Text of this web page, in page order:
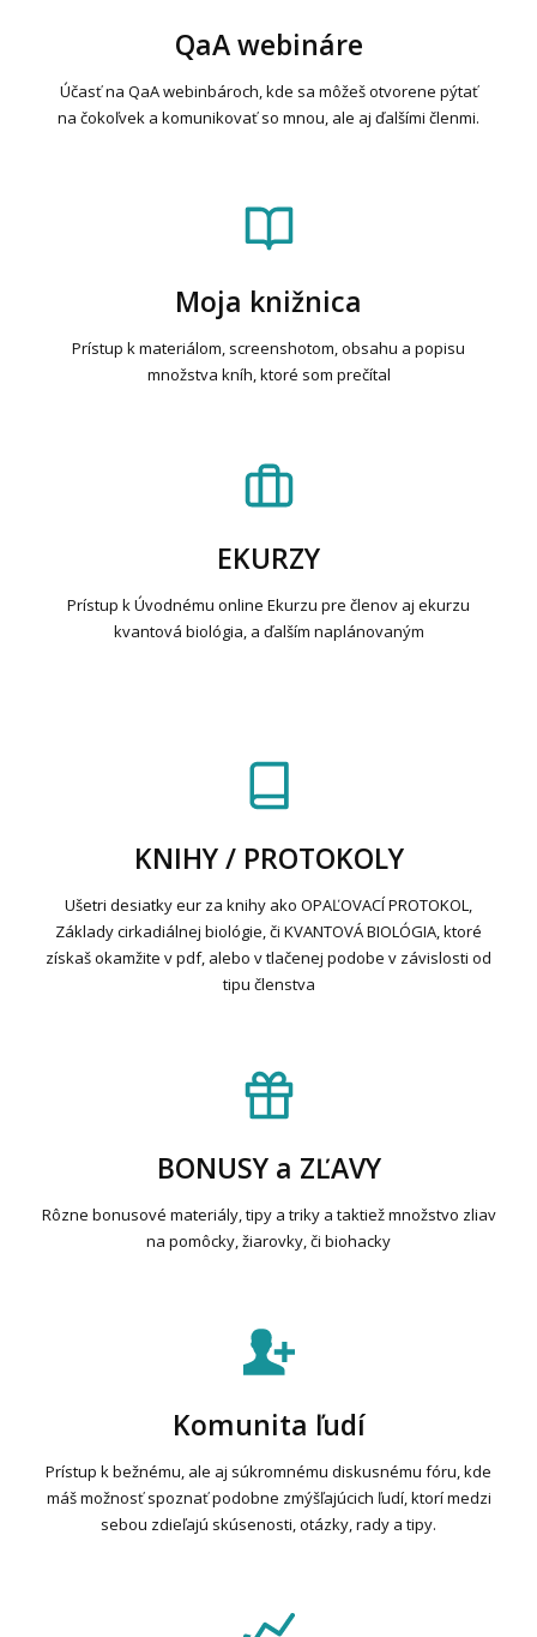
QaA webináre
Účasť na QaA webinbároch, kde sa môžeš otvorene pýtať
na čokoľvek a komunikovať so mnou, ale aj ďalšími členmi.
Moja knižnica
Prístup k materiálom, screenshotom, obsahu a popisu
množstva kníh, ktoré som prečítal
EKURZY
Prístup k Úvodnému online Ekurzu pre členov aj ekurzu
kvantová biológia, a ďalším naplánovaným
KNIHY / PROTOKOLY
Ušetri desiatky eur za knihy ako OPAĽOVACÍ PROTOKOL,
Základy cirkadiálnej biológie, či KVANTOVÁ BIOLÓGIA, ktoré
získaš okamžite v pdf, alebo v tlačenej podobe v závislosti od
tipu členstva
BONUSY a ZĽAVY
Rôzne bonusové materiály, tipy a triky a taktiež množstvo zliav
na pomôcky, žiarovky, či biohacky
Komunita ľudí
Prístup k bežnému, ale aj súkromnému diskusnému fóru, kde
máš možnosť spoznať podobne zmýšľajúcich ľudí, ktorí medzi
sebou zdieľajú skúsenosti, otázky, rady a tipy.